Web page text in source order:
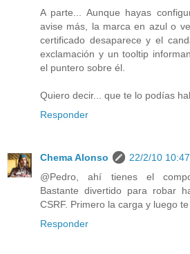
A parte... Aunque hayas
avise más, la marca en azul o
certificado desaparece y el
exclamación y un tooltip
el puntero sobre él.
Quiero decir... que te lo podías
Responder
Chema Alonso
22/2/10 10:47
@Pedro, ahí tienes el
Bastante divertido para robar
CSRF. Primero la carga y luego
Responder